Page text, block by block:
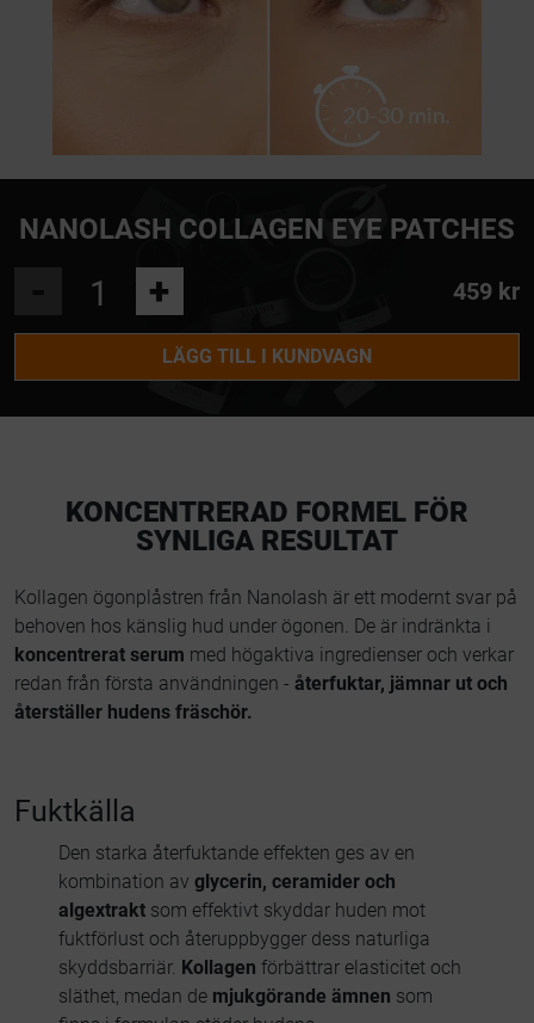
NANOLASH COLLAGEN EYE PATCHES
+ 459 kr
LÄGG TILL I KUNDVAGN
KONCENTRERAD FORMEL FÖR
SYNLIGA RESULTAT
Kollagen ögonplåstren från Nanolash är ett modernt svar på
behoven hos känslig hud under ögonen. De är indränkta i
koncentrerat serum med högaktiva ingredienser och verkar
redan från första användningen - återfuktar, jämnar ut och
återställer hudens fräschör.
Fuktkälla
Den starka återfuktande effekten ges av en
kombination av glycerin, ceramider och
algextrakt som effektivt skyddar huden mot
fuktförlust och återuppbygger dess naturliga
skyddsbarriär. Kollagen förbättrar elasticitet och
släthet, medan de mjukgörande ämnen som